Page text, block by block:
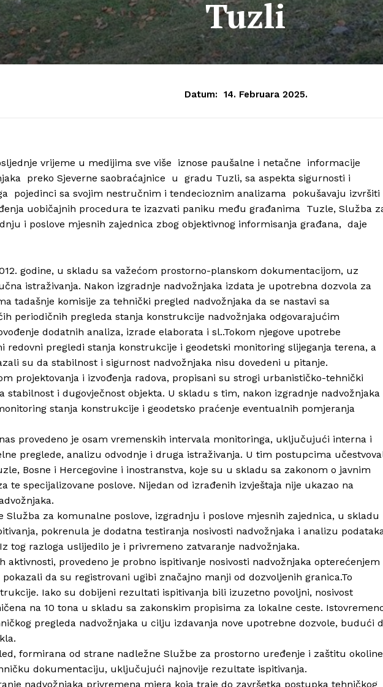
Info
Impressum
Tuzli
Datum: 14. Februara 2025.
vrijeme u medijima sve više iznose paušalne i netačne informacije
preko Sjeverne saobraćajnice u gradu Tuzli, sa aspekta sigurnosti i
pojedinci sa svojim nestručnim i tendecioznim analizama pokušavaju izvršiti
uobičajnih procedura te izazvati paniku među građanima Tuzle, Služba
i poslove mjesnih zajednica zbog objektivnog informisanja građana, daje
godine, u skladu sa važećom prostorno-planskom dokumentacijom, uz
istraživanja. Nakon izgradnje nadvožnjaka izdata je upotrebna dozvola za
tadašnje komisije za tehnički pregled nadvožnjaka da se nastavi sa
periodičnih pregleda stanja konstrukcije nadvožnjaka odgovarajućim
dodatnih analiza, izrade elaborata i sl..Tokom njegove upotrebe
redovni pregledi stanja konstrukcije i geodetski monitoring slijeganja terena, a
su da stabilnost i sigurnost nadvožnjaka nisu dovedeni u pitanje.
projektovanja i izvođenja radova, propisani su strogi urbanističko-tehnički
stabilnost i dugovječnost objekta. U skladu s tim, nakon izgradnje nadvožnjaka
stanja konstrukcije i geodetsko praćenje eventualnih pomjeranja
provedeno je osam vremenskih intervala monitoringa, uključujući interna i
preglede, analizu odvodnje i druga istraživanja. U tim postupcima
Bosne i Hercegovine i inostranstva, koje su u skladu sa zakonom o javnim
te specijalizovane poslove. Nijedan od izrađenih izvještaja nije ukazao na
Služba za komunalne poslove, izgradnju i poslove mjesnih zajednica, u skladu
pokrenula je dodatna testiranja nosivosti nadvožnjaka i analizu
tog razloga uslijedilo je i privremeno zatvaranje nadvožnjaka.
aktivnosti, provedeno je probno ispitivanje nosivosti nadvožnjaka opterećenjem
da su registrovani ugibi značajno manji od dozvoljenih granica.To
Iako su dobijeni rezultati ispitivanja bili izuzetno povoljni, nosivost
na 10 tona u skladu sa zakonskim propisima za lokalne ceste.
pregleda nadvožnjaka u cilju izdavanja nove upotrebne dozvole, budući
formirana od strane nadležne Službe za prostorno uređenje i zaštitu
dokumentaciju, uključujući najnovije rezultate ispitivanja.
nadvožnjaka privremena mjera koja traje do završetka postupka tehničkog